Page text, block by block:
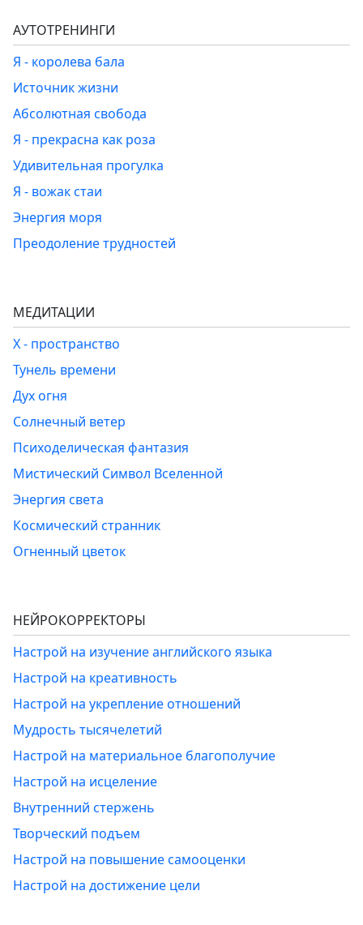
АУТОТРЕНИНГИ
Я - королева бала
Источник жизни
Абсолютная свобода
Я - прекрасна как роза
Удивительная прогулка
Я - вожак стаи
Энергия моря
Преодоление трудностей
МЕДИТАЦИИ
Х - пространство
Тунель времени
Дух огня
Солнечный ветер
Психоделическая фантазия
Мистический Символ Вселенной
Энергия света
Космический странник
Огненный цветок
НЕЙРОКОРРЕКТОРЫ
Настрой на изучение английского языка
Настрой на креативность
Настрой на укрепление отношений
Мудрость тысячелетий
Настрой на материальное благополучие
Настрой на исцеление
Внутренний стержень
Творческий подъем
Настрой на повышение самооценки
Настрой на достижение цели